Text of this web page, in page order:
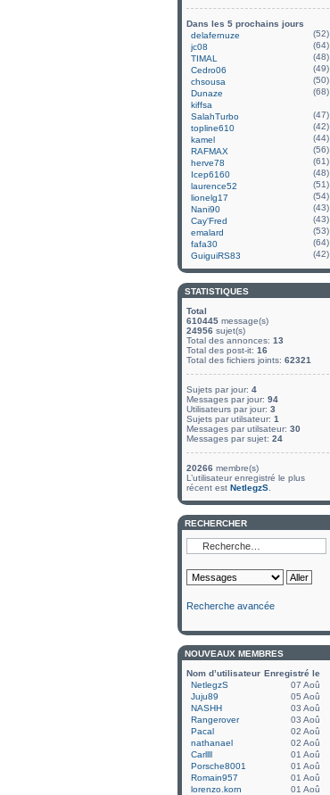
Dans les 5 prochains jours
delafernuze
(52)
jc08
(64)
TIMAL
(48)
Cedro06
(49)
chsousa
(50)
Dunaze
(68)
kiffsa
SalahTurbo
(47)
topline610
(42)
kamel
(44)
RAFMAX
(56)
herve78
(61)
Icep6160
(48)
laurence52
(51)
lionelg17
(54)
Nani90
(43)
Cay'Fred
(43)
emalard
(53)
fafa30
(64)
GuiguiRS83
(42)
STATISTIQUES
Total
610445 message(s)
24956 sujet(s)
Total des annonces: 13
Total des post-it: 16
Total des fichiers joints: 62321
Sujets par jour: 4
Messages par jour: 94
Utilisateurs par jour: 3
Sujets par utilsateur: 1
Messages par utilsateur: 30
Messages par sujet: 24
20266 membre(s)
L’utilisateur enregistré le plus
récent est NetlegzS
RECHERCHER
Recherche avancée
NOUVEAUX MEMBRES
Nom d’utilisateur Enregistré le
NetlegzS
07 Aoû
Juju89
05 Aoû
NASHH
03 Aoû
Rangerover
03 Aoû
Pacal
02 Aoû
nathanael
02 Aoû
Carllll
01 Aoû
Porsche8001
01 Aoû
Romain957
01 Aoû
lorenzo.korn
01 Aoû